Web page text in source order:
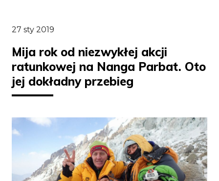
27 sty 2019
Mija rok od niezwykłej akcji
ratunkowej na Nanga Parbat. Oto
jej dokładny przebieg